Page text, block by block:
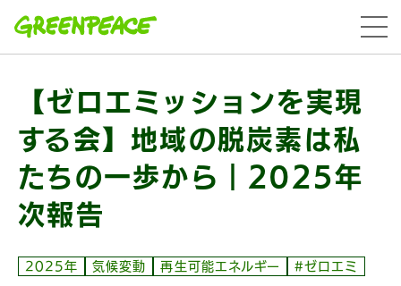
menu
【ゼロエミッションを実現
する会】地域の​脱炭素は​私
たちの​一歩から​｜2025年
次報告
2025年 気候変動 再生可能エネルギー #ゼロエミ